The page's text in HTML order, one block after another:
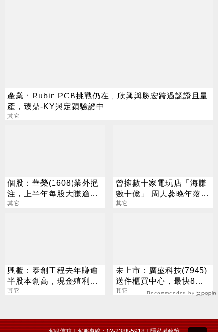
產業：Rubin PCB挑戰仍在，欣興與勝宏跨過認證且量
產，臻鼎-KY與定穎驗證中
其它
個股：華榮(1608)業外挹
注，上半年每股大賺逾7
元，股價跳空漲停鎖住
其它
曾擁數十家電玩店「海賺
數十億」 周人蔘晚年落魄
連看病老本都沒了
其它
興櫃：泰創工程去年賺逾
半股本創高，現金殖利率
逾5％，估今年業績再攀
其它
未上市：廣盛科技(7945)
送件櫃買中心，最快8月
中登錄興櫃
其它 Recommended by